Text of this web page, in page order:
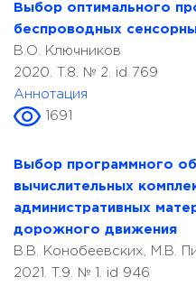
Выбор оптимального
беспроводных
В.О. Ключников
2020. T.8. № 2. id 769
Аннотация
1691
Выбор программного
вычислительных
административных
дорожного движения
В.В. Конобеевских, М.В.
2021. T.9. № 1. id 946